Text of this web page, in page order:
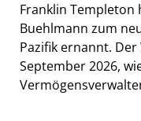
Franklin Templeton
Buehlmann zum
Pazifik ernannt.
September 2026,